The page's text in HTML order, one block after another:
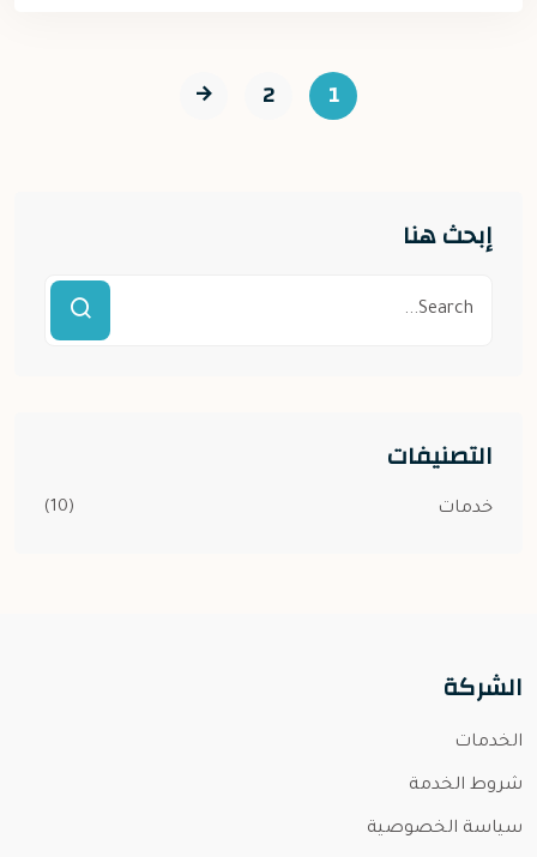
1
2
إبحث هنا
التصنيفات
خدمات (10)
الشركة
الخدمات
شروط الخدمة
سياسة الخصوصية